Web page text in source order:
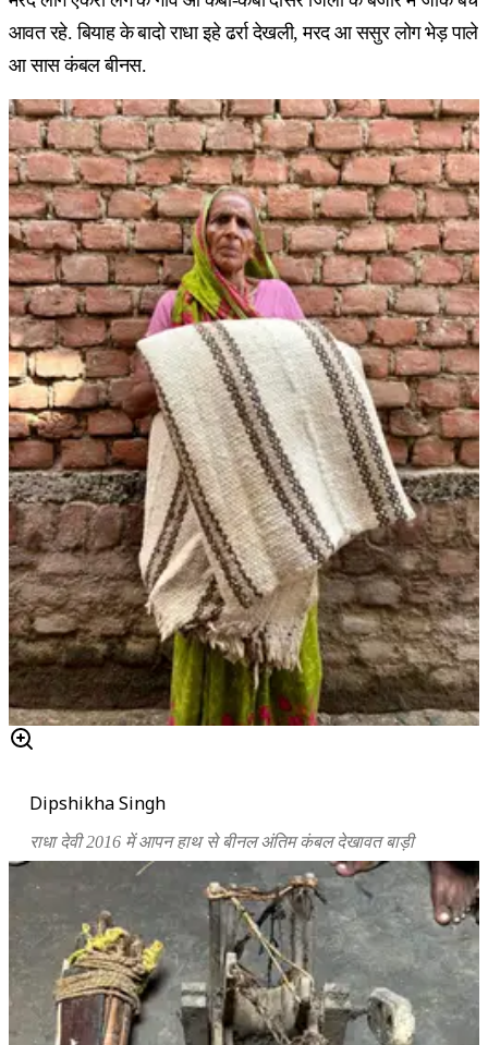
आवत रहे. बियाह के बादो राधा इहे ढर्रा देखली, मरद आ ससुर लोग भेड़ पाले
आ सास कंबल बीनस.
Dipshikha Singh
राधा देवी 2016 में आपन हाथ से बीनल अंतिम कंबल देखावत बाड़ी